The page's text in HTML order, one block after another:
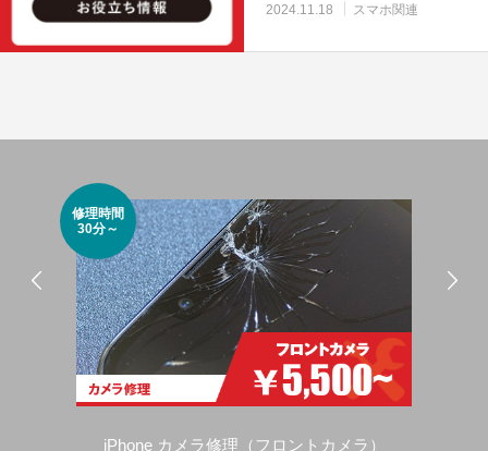
2024.11.18 スマホ関連
修理時間
30分～
iPhone カメラ修理（フロントカメラ）